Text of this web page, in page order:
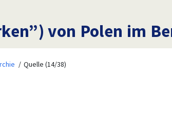
von Polen im
Quelle (14/38)